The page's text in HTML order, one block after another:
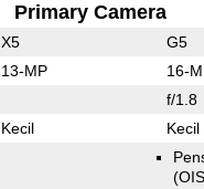
Primary Camera
X5 G5
13-MP 16-
f/1.8
Kecil Kecil